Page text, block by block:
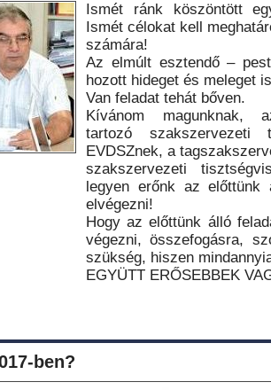
Ismét ránk köszöntött
Ismét célokat kell
számára!
Az elmúlt esztendő –
hozott hideget és meleget
Van feladat tehát bőven.
Kívánom magunknak,
tartozó szakszervezeti
EVDSZnek, a
szakszervezeti
legyen erőnk az előttünk
elvégezni!
Hogy az előttünk álló
végezni, összefogásra,
szükség, hiszen
EGYÜTT ERŐSEBBEK
ben?